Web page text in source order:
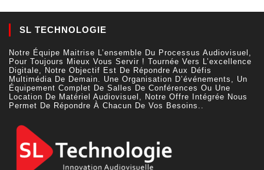
SL TECHNOLOGIE
Notre Équipe Maitrise L’ensemble Du Processus Audiovisuel,
Pour Toujours Mieux Vous Servir ! Tournée Vers L’excellence
Digitale, Notre Objectif Est De Répondre Aux Défis
Multimédia De Demain. Une Organisation D’événements, Un
Équipement Complet De Salles De Conférences Ou Une
Location De Matériel Audiovisuel, Notre Offre Intégrée Nous
Permet De Répondre À Chacun De Vos Besoins..